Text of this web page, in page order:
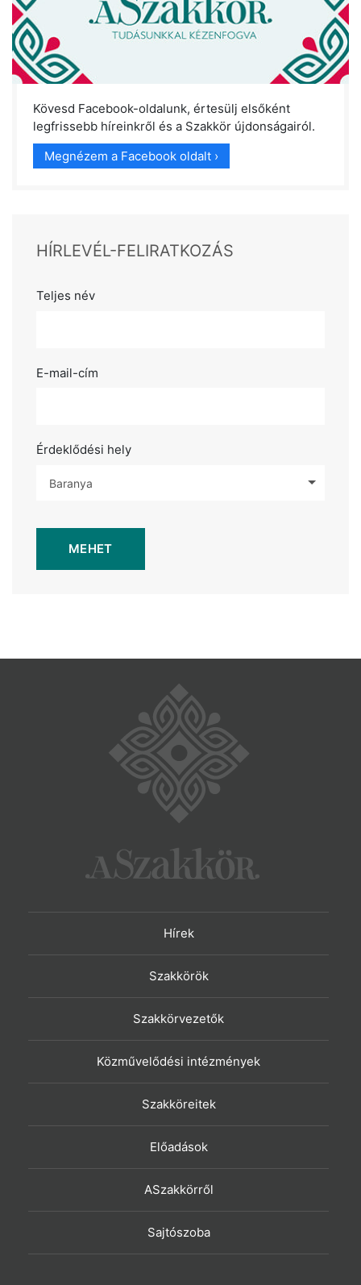
Kövesd Facebook-oldalunk, értesülj elsőként
legfrissebb híreinkről és a Szakkör újdonságairól.
Megnézem a Facebook oldalt ›
HÍRLEVÉL-FELIRATKOZÁS
Teljes név
E-mail-cím
Érdeklődési hely
Baranya
MEHET
Hírek
Szakkörök
Szakkörvezetők
Közművelődési intézmények
Szakköreitek
Előadások
ASzakkörről
Sajtószoba